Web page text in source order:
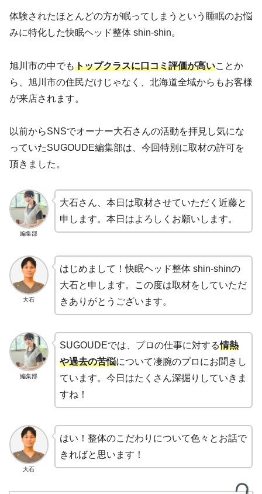
体験されたほとんどの方が眠ってしまうという睡眠のお悩
みに特化した快眠ヘッド整体 shin-shin。
旭川市の中でもトップクラスに口コミ評価が高いことか
ら、旭川市の住民だけじゃなく、北海道全域からもお客様
が来店されます。
以前からSNSでオーナー大石さんの活動を拝見し気にな
っていたSUGOUDE編集部は、今回特別に取材の許可を
頂きました。
編集部
大石さん、本日は取材させていただく近藤と
申します。本日はよろしくお願いします。
大石
はじめまして！快眠ヘッド整体 shin-shinの
大石と申します。この度は取材をしていただ
きありがとうございます。
編集部
SUGOUDEでは、プロの仕事に対する情熱
や過去の苦悩について凄腕のプロにお聞きし
ています。今日はたくさん深掘りしていきま
すね！
大石
はい！整体のこだわりについて色々とお話で
きればと思います！